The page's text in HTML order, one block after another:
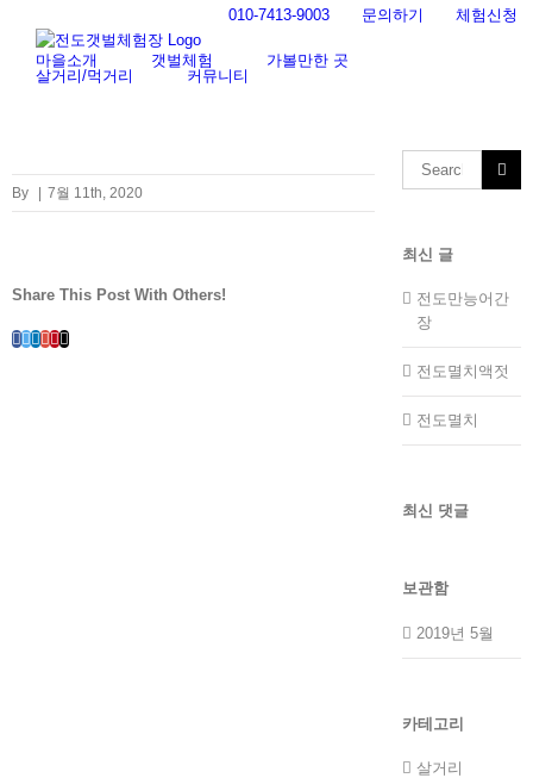
content
010-7413-9003 문의하기 체험신청
마을소개 갯벌체험
가볼만한 곳
살거리/먹거리
커뮤니티
By 7월 11th, 2020
Share This Post With Others!
Facebook
Twitter
LinkedIn
Whatsapp
Google+
Pinterest
Email
Search
for:
최신 글
전도만능어간
장
전도멸치액젓
전도멸치
최신 댓글
보관함
2019년 5월
카테고리
살거리